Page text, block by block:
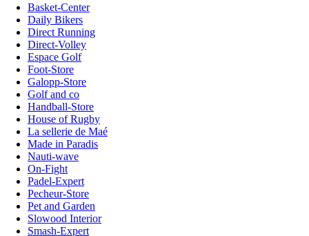
Basket-Center
Daily Bikers
Direct Running
Direct-Volley
Espace Golf
Foot-Store
Galopp-Store
Golf and co
Handball-Store
House of Rugby
La sellerie de Maé
Made in Paradis
Nauti-wave
On-Fight
Padel-Expert
Pecheur-Store
Pet and Garden
Slowood Interior
Smash-Expert